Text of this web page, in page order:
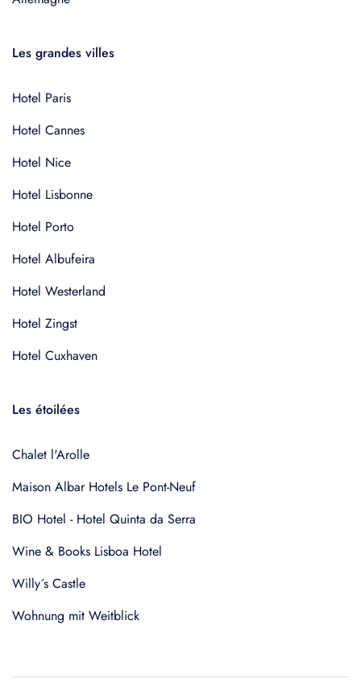
Les grandes villes
Hotel Paris
Hotel Cannes
Hotel Nice
Hotel Lisbonne
Hotel Porto
Hotel Albufeira
Hotel Westerland
Hotel Zingst
Hotel Cuxhaven
Les étoilées
Chalet l'Arolle
Maison Albar Hotels Le Pont-Neuf
BIO Hotel - Hotel Quinta da Serra
Wine & Books Lisboa Hotel
Willy´s Castle
Wohnung mit Weitblick